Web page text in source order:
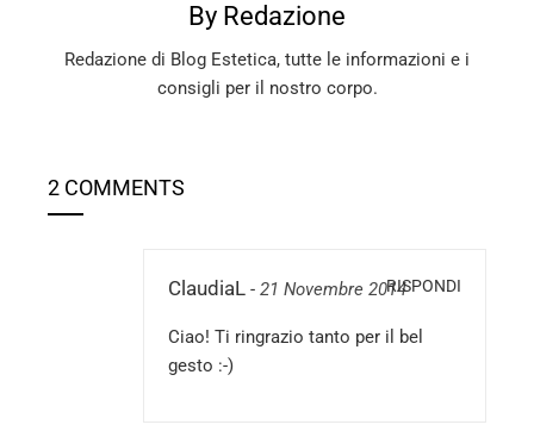
By Redazione
Redazione di Blog Estetica, tutte le informazioni e i
consigli per il nostro corpo.
2 COMMENTS
ClaudiaL - 21 Novembre 2014RISPONDI
Ciao! Ti ringrazio tanto per il bel
gesto :-)